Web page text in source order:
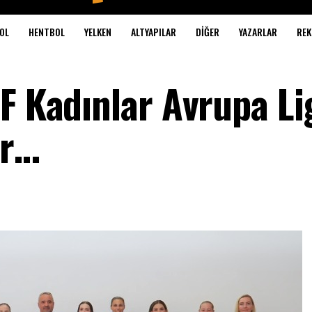
HENTBOL YELKEN ALTYAPILAR DIĞER YAZARLAR
Kadınlar Avrupa